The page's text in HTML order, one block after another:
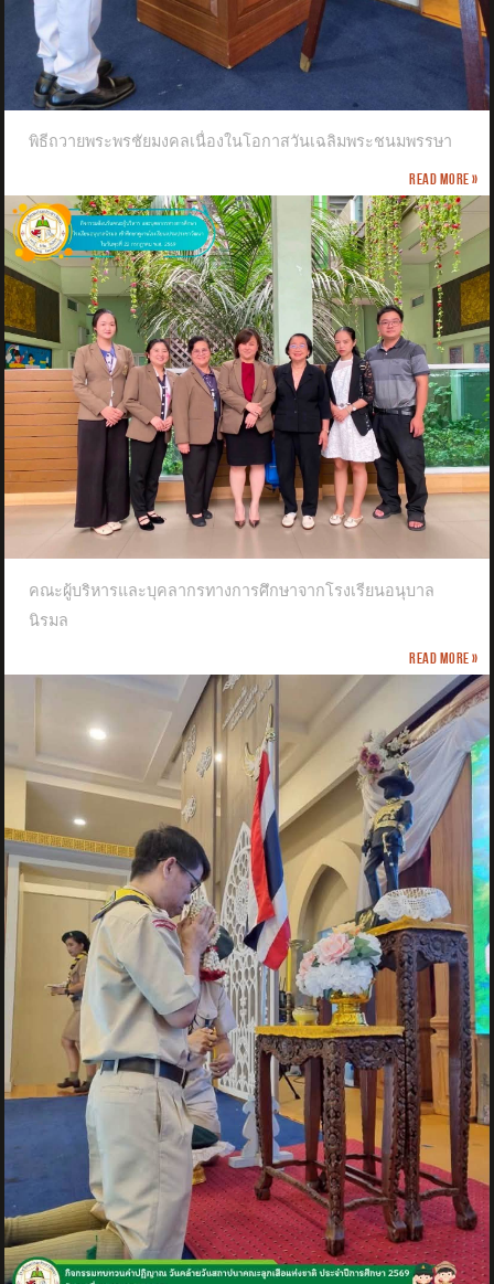
พิธีถวายพระพรชัยมงคลเนื่องในโอกาสวันเฉลิมพระชนมพรรษา
Read more »
คณะผู้บริหารและบุคลากรทางการศึกษาจากโรงเรียนอนุบาล
นิรมล
Read more »